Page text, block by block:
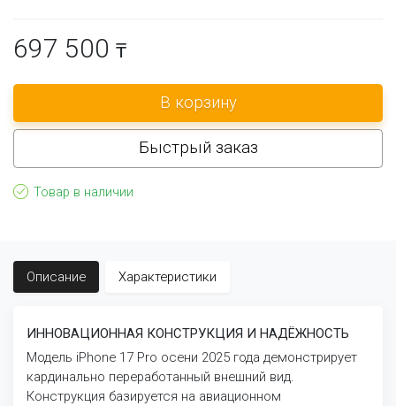
697 500 ₸
Быстрый заказ
Товар в наличии
Описание Характеристики
ИННОВАЦИОННАЯ КОНСТРУКЦИЯ И НАДЁЖНОСТЬ
Модель iPhone 17 Pro осени 2025 года демонстрирует
кардинально переработанный внешний вид.
Конструкция базируется на авиационном